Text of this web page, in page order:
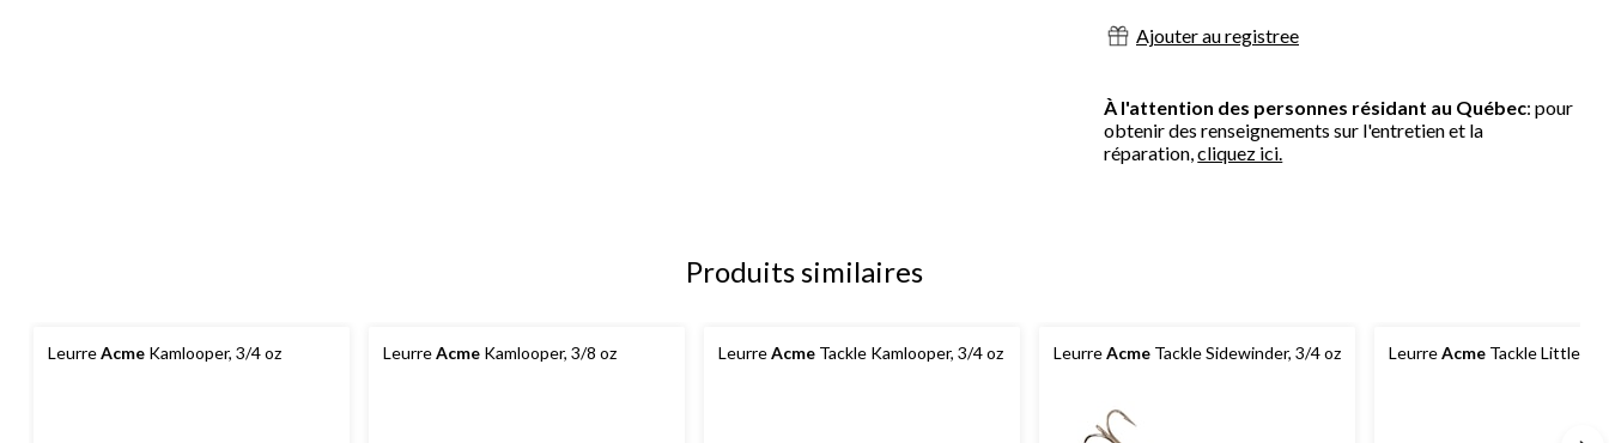
Ajouter au registree
À l'attention des personnes résidant au Québec: pour
obtenir des renseignements sur l'entretien et la
réparation,cliquez ici.
Produits similaires
LeurreAcme Kamlooper, 3/4 oz LeurreAcme Kamlooper, 3/8 oz LeurreAcme Tackle Kamlooper, 3/4 oz LeurreAcme Tackle Sidewinder, 3/4 oz LeurreAcme Tackle Little